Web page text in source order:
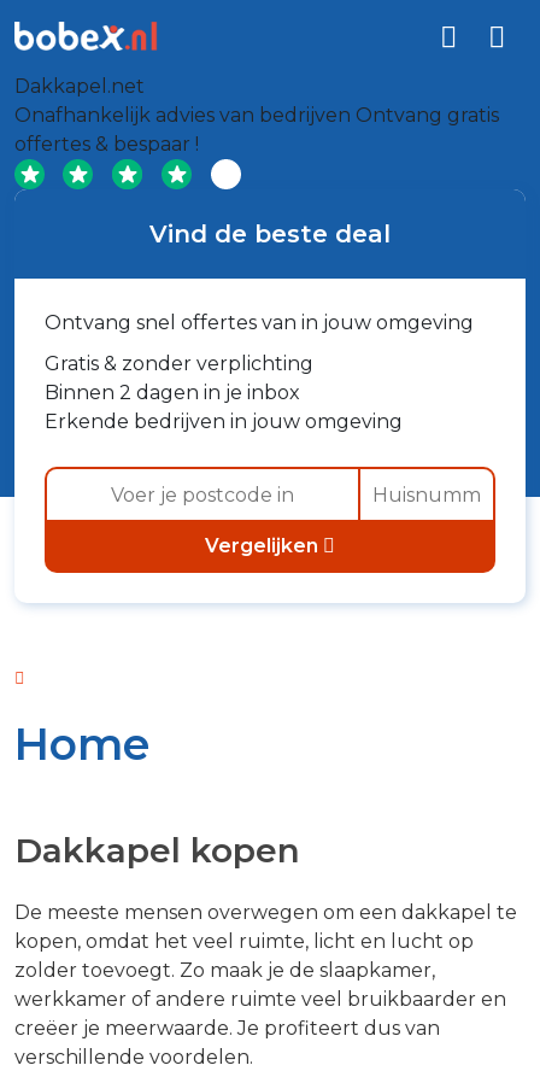
Dakkapel.net
Onafhankelijk advies van bedrijven Ontvang gratis
offertes & bespaar !
Vind de beste deal
Ontvang snel offertes van in jouw omgeving
Gratis & zonder verplichting
Binnen 2 dagen in je inbox
Erkende bedrijven in jouw omgeving
Vergelijken
Home
Dakkapel kopen
De meeste mensen overwegen om een dakkapel te
kopen, omdat het veel ruimte, licht en lucht op
zolder toevoegt. Zo maak je de slaapkamer,
werkkamer of andere ruimte veel bruikbaarder en
creëer je meerwaarde. Je profiteert dus van
verschillende voordelen.